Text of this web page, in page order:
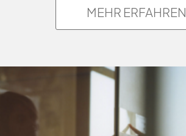
MEHR ERFAHREN